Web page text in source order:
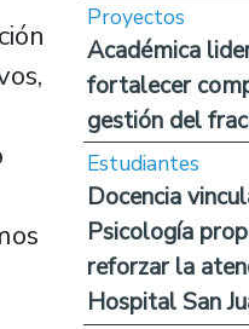
Proyectos
Académica
fortalecer
gestión del
Estudiantes
Docencia
Psicología
reforzar la
Hospital San